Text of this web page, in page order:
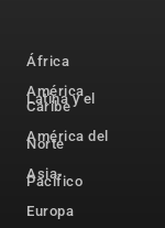
África
América
Latina y el
Caribe
América del
Norte
Asia-
Pacífico
Europa